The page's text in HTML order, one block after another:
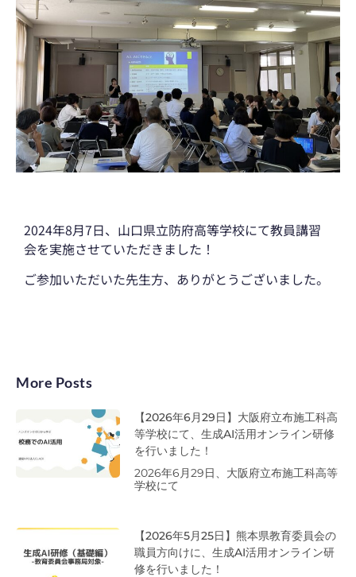
2024年8月7日、山口県立防府高等学校にて教員講習
会を実施させていただきました！
ご参加いただいた先生方、ありがとうございました。
More Posts
【2026年6月29日】大阪府立布施工科高
等学校にて、生成AI活用オンライン研修
を行いました！
2026年6月29日、大阪府立布施工科高等
学校にて
【2026年5月25日】熊本県教育委員会の
職員方向けに、生成AI活用オンライン研
修を行いました！